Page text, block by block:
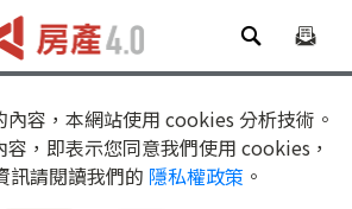
容，本網站使用 cookies 分析技術。
，即表示您同意我們使用 cookies，
訊請閱讀我們的 隱私權政策 。